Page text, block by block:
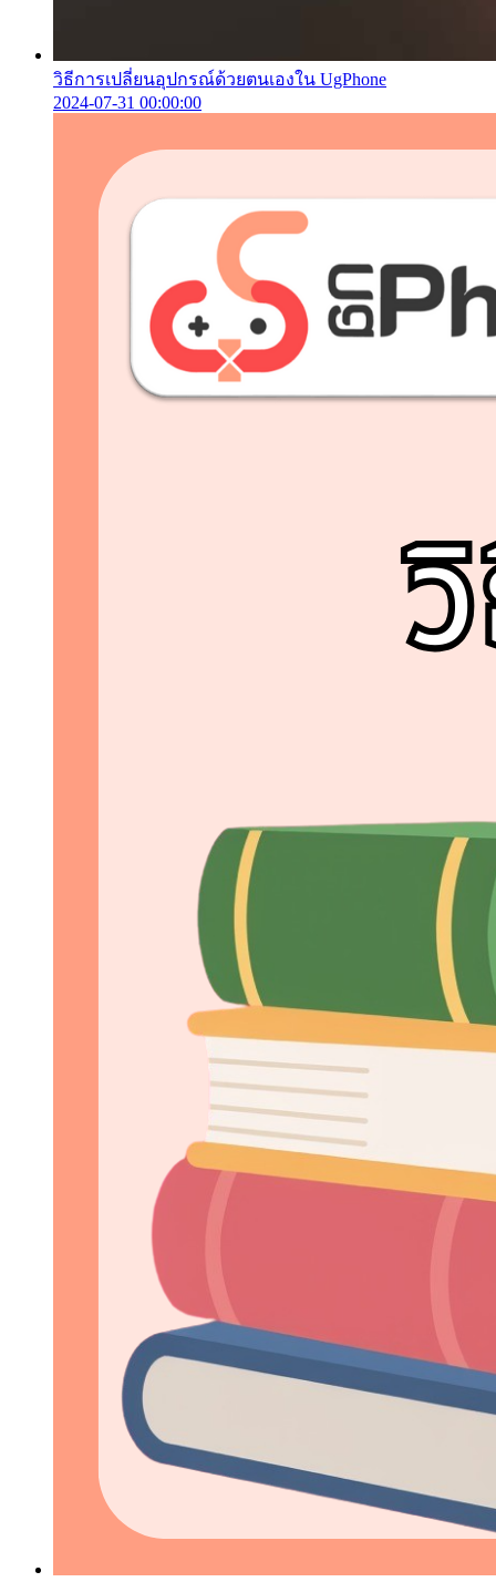
วิธีการเปลี่ยนอุปกรณ์ด้วยตนเองใน UgPhone
2024-07-31 00:00:00